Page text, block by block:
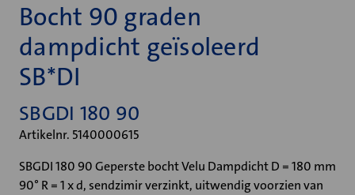
Bocht 90 graden
dampdicht geïsoleerd
SB*DI
SBGDI 180 90
Artikelnr. 5140000615
SBGDI 180 90 Geperste bocht Velu Dampdicht D = 180 mm
90° R = 1 x d, sendzimir verzinkt, uitwendig voorzien van